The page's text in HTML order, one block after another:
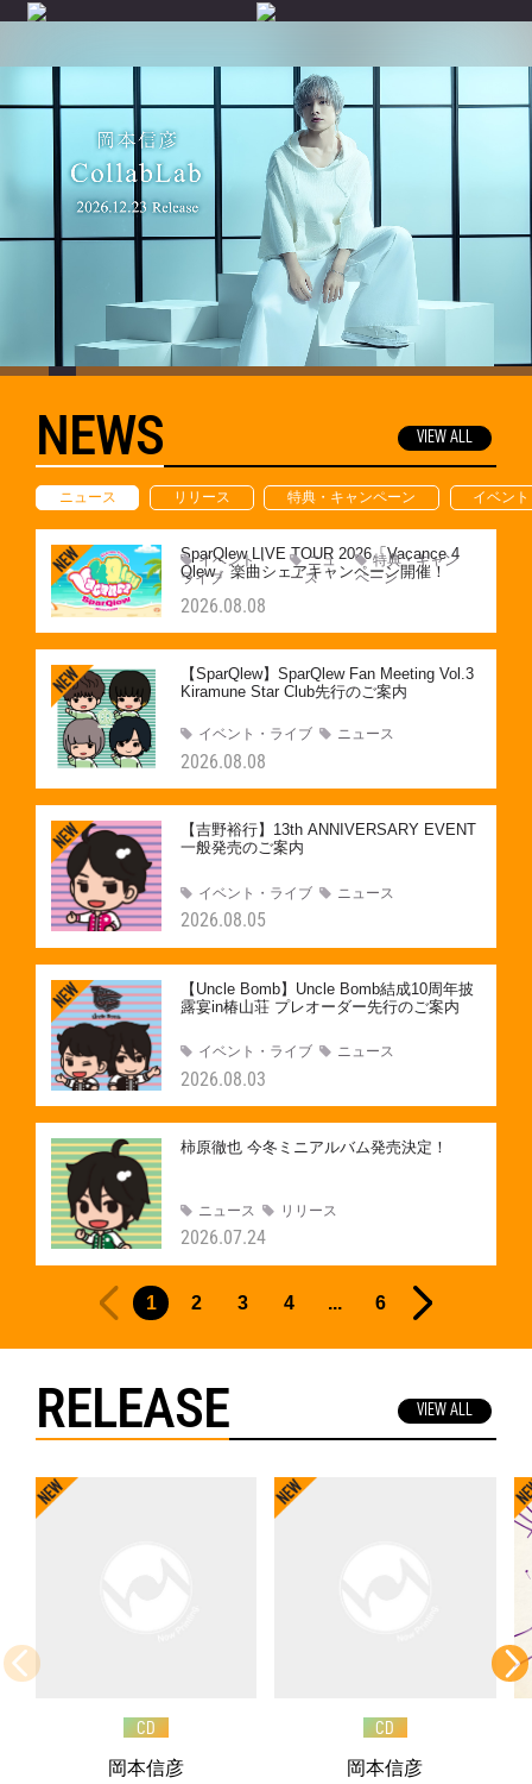
NEWS VIEW ALL
ニュース リリース 特典・キャンペーン イベン
2026.08.08
SparQlew LIVE TOUR 2026「Vacance 4
Qlew」楽曲シェアキャンペーン開催！
イベント・
ライブ
ニュ
ース
特典・キャン
ペーン
2026.08.08
【SparQlew】SparQlew Fan Meeting Vol.3
Kiramune Star Club先行のご案内
イベント・ライブ ニュース
2026.08.05
【吉野裕行】13th ANNIVERSARY EVENT
一般発売のご案内
イベント・ライブ ニュース
2026.08.03
【Uncle Bomb】Uncle Bomb結成10周年披
露宴in椿山荘 プレオーダー先行のご案内
イベント・ライブ ニュース
2026.07.24
柿原徹也 今冬ミニアルバム発売決定！
ニュース リリース
1 2 3 4 ... 6
RELEASE VIEW ALL
CD
岡本信彦
CD
岡本信彦